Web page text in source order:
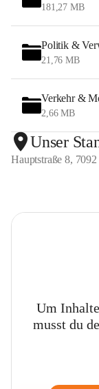
181,27 MB
Politik &
21,76 MB
Verkehr &
2,66 MB
Unser
Hauptstraße 8,
Um
musst du